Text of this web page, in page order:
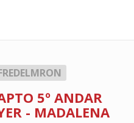
5º ANDAR
- MADALENA